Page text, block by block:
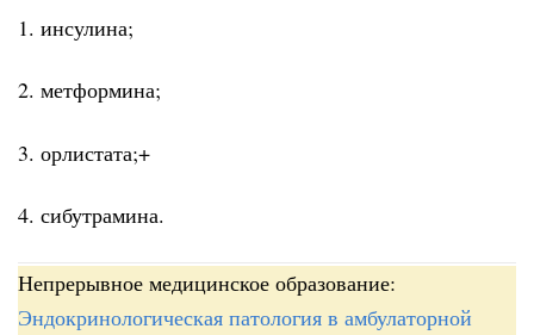
1. инсулина;
2. метформина;
3. орлистата;+
4. сибутрамина.
Непрерывное медицинское образование:
Эндокринологическая патология в амбулаторной